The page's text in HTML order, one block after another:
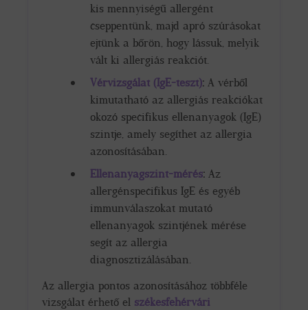
kis mennyiségű allergént
cseppentünk, majd apró szúrásokat
ejtünk a bőrön, hogy lássuk, melyik
vált ki allergiás reakciót.
Vérvizsgálat (IgE-teszt): A vérből
kimutatható az allergiás reakciókat
okozó specifikus ellenanyagok (IgE)
szintje, amely segíthet az allergia
azonosításában.
Ellenanyagszint-mérés: Az
allergénspecifikus IgE és egyéb
immunválaszokat mutató
ellenanyagok szintjének mérése
segít az allergia
diagnosztizálásában.
Az allergia pontos azonosításához többféle
vizsgálat érhető el székesfehérvári